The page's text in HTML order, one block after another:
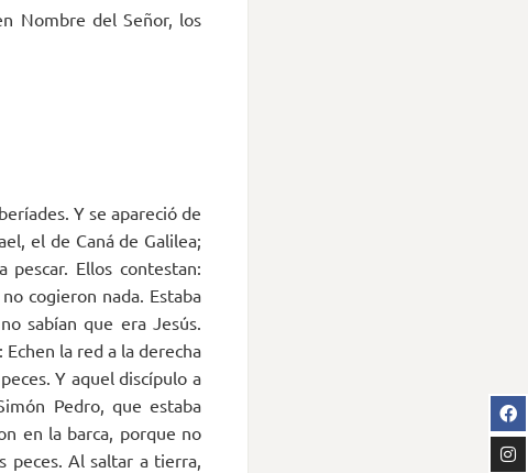
Nombre del Señor, los
Y se apareció de
el de Caná de Galilea;
Ellos contestan:
cogieron nada. Estaba
sabían que era Jesús.
la red a la derecha
Y aquel discípulo a
Pedro, que estaba
en la barca, porque no
peces. Al saltar a tierra,